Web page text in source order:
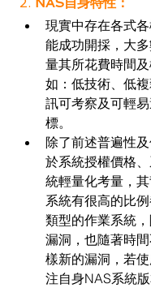
現實中存在各式
能成功開採，大
量其所花費時間
如：低技術、低
訊可考察及可輕
標。
除了前述普遍性
於系統授權價格
統輕量化考量，
系統有很高的比
類型的作業系統
漏洞，也隨著時
樣新的漏洞，若
注自身NAS系統